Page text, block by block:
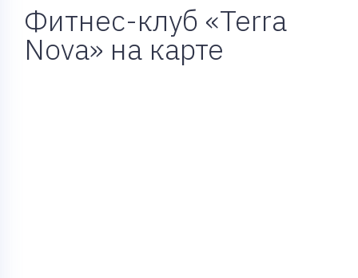
Фитнес-клуб «Terra
Nova» на карте